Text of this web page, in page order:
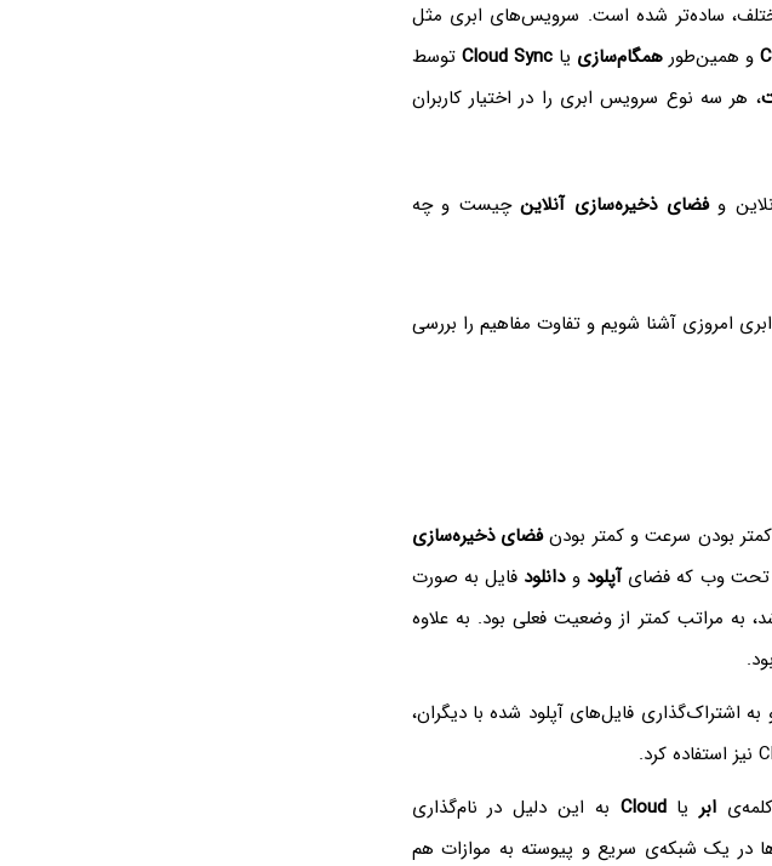
ساده‌تر شده است. سرویس‌های ابری مثل
و همین‌طورهمگام‌سازی یاCloud Sync توسط
، هر سه نوع سرویس ابری را در اختیار کاربران
وفضای ذخیره‌سازی آنلاینچیست و چه
امروزی آشنا شویم و تفاوت مفاهیم را بررسی
کمتر بودن سرعت و کمتر بودنفضای ذخیره‌سازی
تحت وب که فضایآپلود ودانلود فایل به صورت
به مراتب کمتر از وضعیت فعلی بود. به علاوه
اشتراک‌گذاری فایل‌های آپلود شده با دیگران،
ابریاCloud به این دلیل در نام‌گذاری
در یک شبکه‌ی سریع و پیوسته به موازات هم